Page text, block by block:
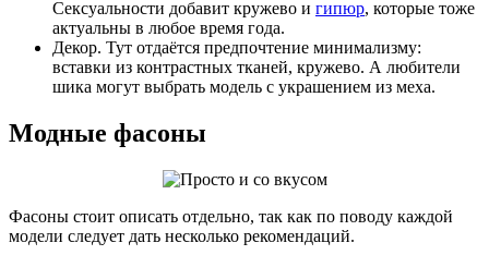
Сексуальности добавит кружево и гипюр, которые тоже
актуальны в любое время года.
Декор. Тут отдаётся предпочтение минимализму:
вставки из контрастных тканей, кружево. А любители
шика могут выбрать модель с украшением из меха.
Модные фасоны
Фасоны стоит описать отдельно, так как по поводу каждой
модели следует дать несколько рекомендаций.